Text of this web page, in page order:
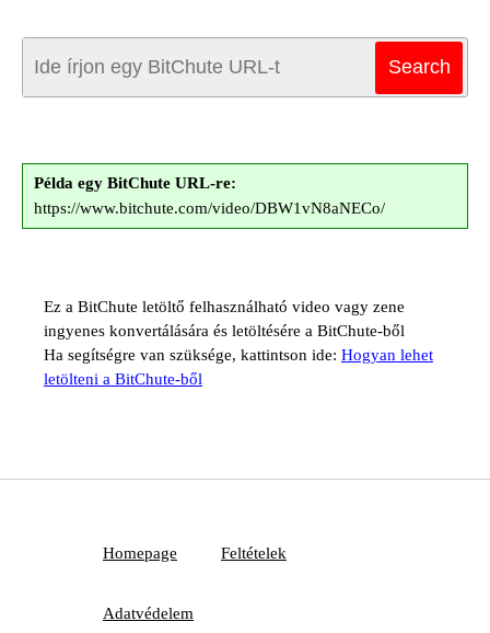
Példa egy BitChute URL-re:
https://www.bitchute.com/video/DBW1vN8aNECo/
Ez a BitChute letöltő felhasználható video vagy zene
ingyenes konvertálására és letöltésére a BitChute-ből
Ha segítségre van szüksége, kattintson ide: Hogyan lehet
letölteni a BitChute-ből
Homepage Feltételek
Adatvédelem